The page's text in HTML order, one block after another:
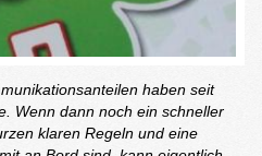
haben seit
Wenn dann noch ein schneller
klaren Regeln und eine